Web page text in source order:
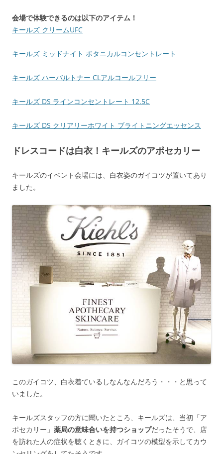
会場で体験できるのは以下のアイテム！
キールズ クリームUFC
キールズ ミッドナイト ボタニカルコンセントレート
キールズ ハーバルトナー CLアルコールフリー
キールズ DS ラインコンセントレート 12.5C
キールズ DS クリアリーホワイト ブライトニングエッセンス
ドレスコードは白衣！キールズのアポセカリー
キールズのイベント会場には、白衣姿のガイコツが置いてあり
ました。
このガイコツ、白衣着ているしなんなんだろう・・・と思って
いました。
キールズスタッフの方に聞いたところ、キールズは、当初「ア
ポセカリー」 薬局の意味合いを持つショップだったそうで、店
を訪れた人の症状を聴くときに、ガイコツの模型を示してカウ